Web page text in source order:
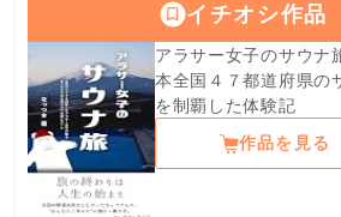
イチオシ作品
アラサー女子のサウナ
本全国４７都道府県の
を制覇した体験記
作品を見る